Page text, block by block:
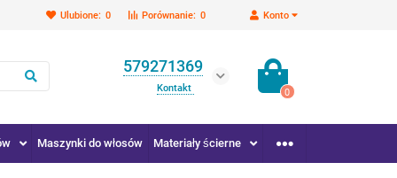
Konto
Porównanie: 0
Ulubione: 0
579271369
Kontakt 0
Maszynki do włosów Materiały ścierne